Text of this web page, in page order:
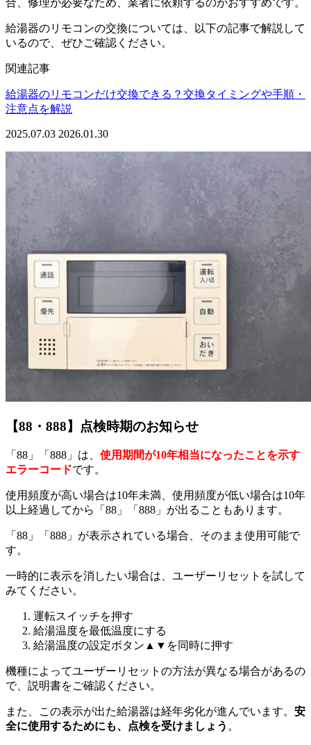
給湯器のリモコンの交換については、以下の記事で解説して
いるので、ぜひご確認ください。
関連記事
給湯器のリモコンだけ交換できる？交換タイミングや手順・
注意点を解説
2025.07.03 2026.01.30
【88・888】点検時期のお知らせ
「88」「888」は、 使用期間が10年相当になったことを示す
エラーコードです。
使用頻度が高い場合は10年未満、使用頻度が低い場合は10年
以上経過してから「88」「888」が出ることもあります。
「88」「888」が表示されている場合、そのまま使用可能で
す。
一時的に表示を消したい場合は、ユーザーリセットを試して
みてください。
運転スイッチを押す
給湯温度を最低温度にする
給湯温度の設定ボタン▲▼を同時に押す
機種によってユーザーリセットの方法が異なる場合があるの
で、説明書をご確認ください。
また、この表示が出た給湯器は経年劣化が進んでいます。 安
全に使用するためにも、点検を受けましょう 。